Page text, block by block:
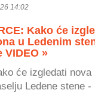
14:02
Kako će
u Ledenim
VIDEO »
će izgledati nova
Ledene stene -